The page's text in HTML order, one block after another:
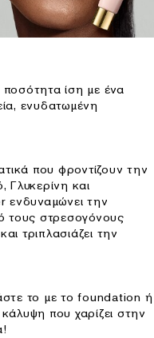
ίση με ένα
ενυδατωμένη
που φροντίζουν την
Γλυκερίνη και
ενδυναμώνει την
τους στρεσογόνους
τριπλασιάζει την
το με το foundation ή
που χαρίζει στην